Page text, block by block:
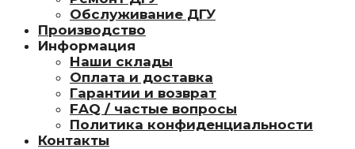
Обслуживание ДГУ
Производство
Информация
Наши склады
Оплата и доставка
Гарантии и возврат
FAQ / частые вопросы
Политика конфиденциальности
Контакты